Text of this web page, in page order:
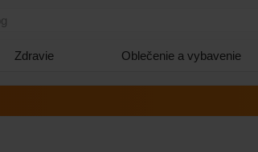
Zdravie Oblečenie a vybavenie